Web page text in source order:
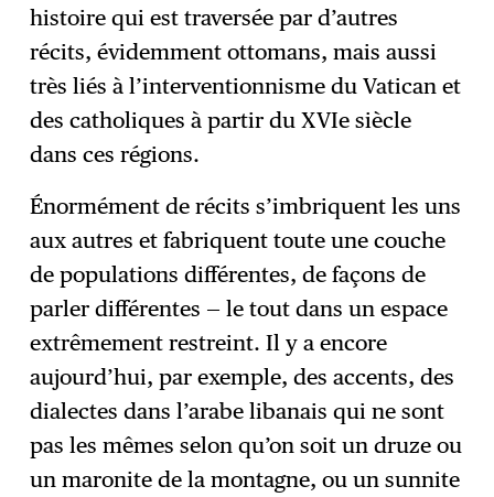
histoire qui est traversée par d’autres
récits, évidemment ottomans, mais aussi
très liés à l’interventionnisme du Vatican et
des catholiques à partir du XVIe siècle
dans ces régions.
Énormément de récits s’imbriquent les uns
aux autres et fabriquent toute une couche
de populations différentes, de façons de
parler différentes — le tout dans un espace
extrêmement restreint. Il y a encore
aujourd’hui, par exemple, des accents, des
dialectes dans l’arabe libanais qui ne sont
pas les mêmes selon qu’on soit un druze ou
un maronite de la montagne, ou un sunnite